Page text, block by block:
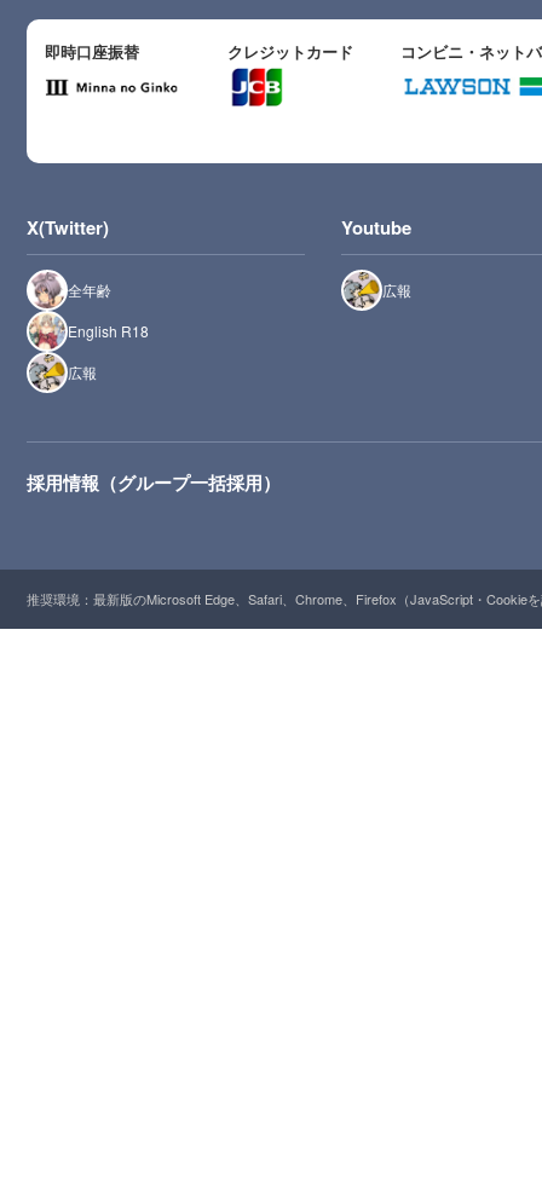
即時口座振替 クレジットカード コンビニ・ネット
X(Twitter)
全年齢
English R18
広報
Youtube
広報
採用情報（グループ一括採用）
推奨環境：最新版のMicrosoft Edge、Safari、Chrome、Firefox（JavaScript・Cookie